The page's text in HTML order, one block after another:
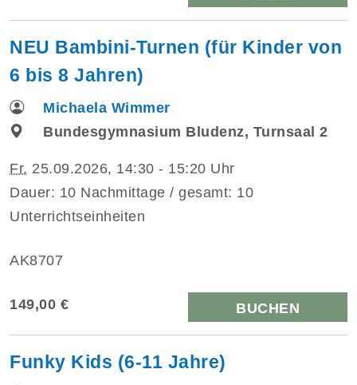
NEU Bambini-Turnen (für Kinder von
6 bis 8 Jahren)
Michaela Wimmer
Bundesgymnasium Bludenz, Turnsaal 2
Fr. 25.09.2026, 14:30 - 15:20 Uhr
Dauer: 10 Nachmittage / gesamt: 10
Unterrichtseinheiten
AK8707
149,00 € BUCHEN
Funky Kids (6-11 Jahre)